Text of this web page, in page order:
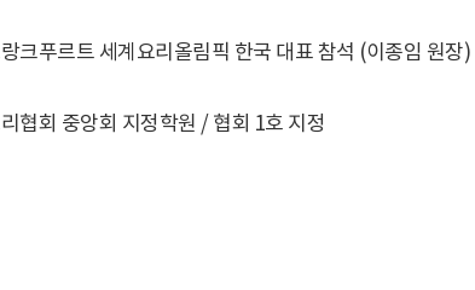
크푸르트 세계요리올림픽 한국 대표 참석 (이종임 원장)
협회 중앙회 지정학원 / 협회 1호 지정